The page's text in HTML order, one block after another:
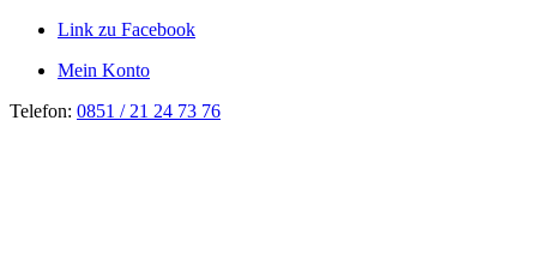
Link zu Facebook
Mein Konto
Telefon: 0851 / 21 24 73 76